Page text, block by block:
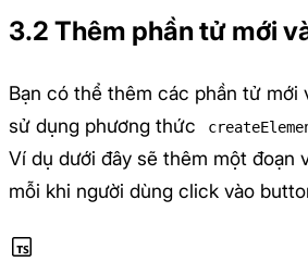
3.2 Thêm phần tử mới
Bạn có thể thêm các phần tử mới
sử dụng phương thức
Ví dụ dưới đây sẽ thêm một đoạn
mỗi khi người dùng click vào